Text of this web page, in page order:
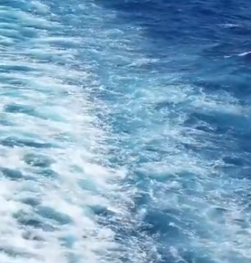
同組合
公式サイト
協同組合 公式サイトです。